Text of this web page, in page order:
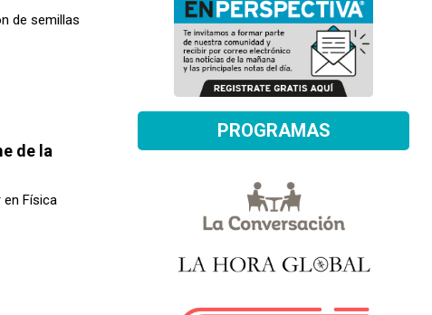
de semillas
de la
Física
PROGRAMAS